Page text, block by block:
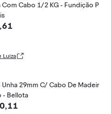
Com Cabo 1/2 KG - Fundição P
Luiza
29mm C/ Cabo De Madeir
- Bellota